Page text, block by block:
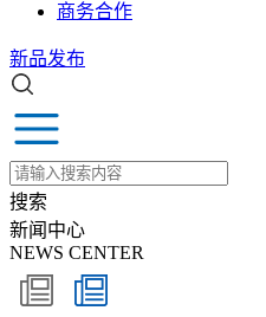
商务合作
新品发布
搜索
新闻中心
NEWS CENTER